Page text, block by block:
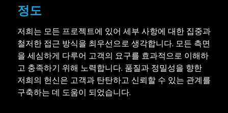
정도
저희는 모든 프로젝트에 있어 세부 사항에 대한 집중과
철저한 접근 방식을 최우선으로 생각합니다. 모든 측면
을 세심하게 다루어 고객의 요구를 효과적으로 이해하
고 충족하기 위해 노력합니다. 품질과 정밀성을 향한
저희의 헌신은 고객과 탄탄하고 신뢰할 수 있는 관계를
구축하는 데 도움이 되었습니다.